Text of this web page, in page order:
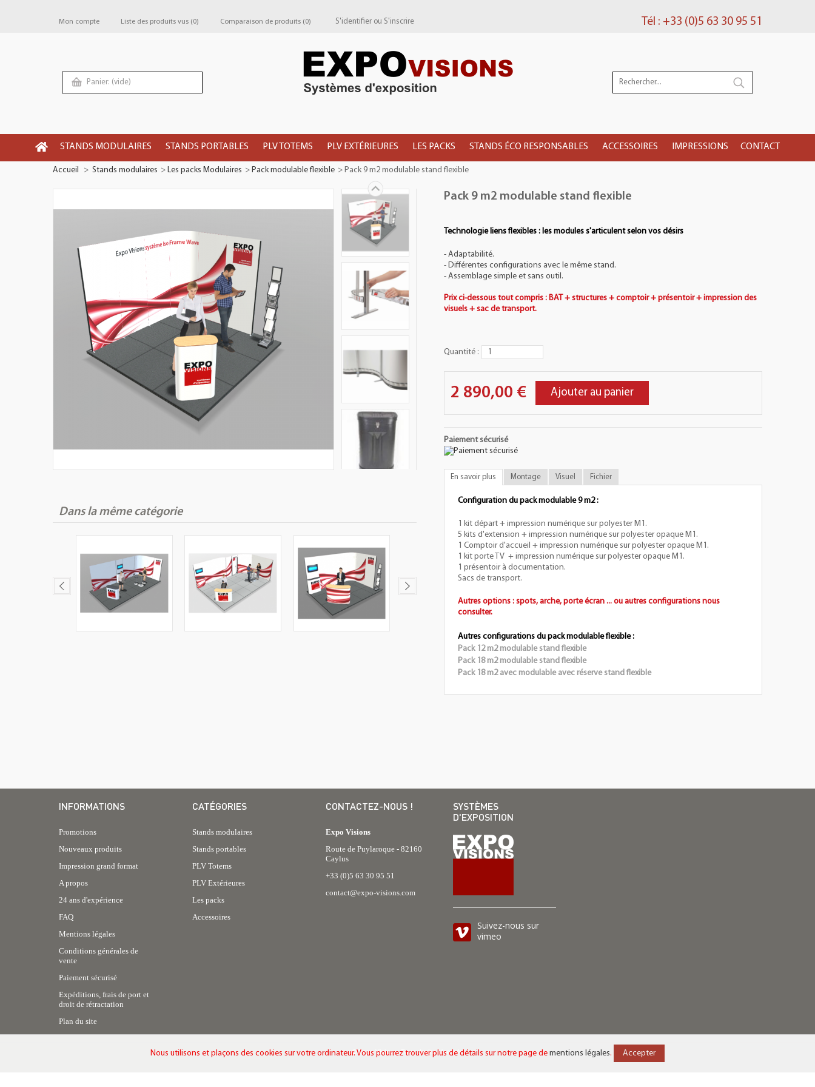
Mon compte Liste des produits vus (0) Comparaison de produits (0) S'identifier ou S'inscrire Tél : +33 (0)5 63 30 95 51
Panier: (vide)
STANDS MODULAIRES STANDS PORTABLES PLV TOTEMS PLV EXTÉRIEURES LES PACKS STANDS ÉCO RESPONSABLES ACCESSOIRES IMPRESSIONS CONTACT
Accueil > Stands modulaires > Les packs Modulaires > Pack modulable flexible > Pack 9 m2 modulable stand flexible
Dans la même catégorie
Pack 9 m2 modulable stand flexible
Technologie liens flexibles : les modules s'articulent selon vos désirs
- Adaptabilité.
- Différentes configurations avec le même stand.
- Assemblage simple et sans outil.
Prix ci-dessous tout compris : BAT + structures + comptoir + présentoir + impression des
visuels + sac de transport.
Quantité :
2 890,00 € Ajouter au panier
Paiement sécurisé
En savoir plus Montage Visuel Fichier
Configuration du pack modulable 9 m2 :
1 kit départ + impression numérique sur polyester M1.
5 kits d'extension + impression numérique sur polyester opaque M1.
1 Comptoir d'accueil + impression numérique sur polyester opaque M1.
1 kit porte TV + impression numérique sur polyester opaque M1.
1 présentoir à documentation.
Sacs de transport.
Autres options : spots, arche, porte écran ... ou autres configurations nous
consulter.
Autres configurations du pack modulable flexible :
Pack 12 m2 modulable stand flexible
Pack 18 m2 modulable stand flexible
Pack 18 m2 avec modulable avec réserve stand flexible
INFORMATIONS
Promotions
Nouveaux produits
Impression grand format
A propos
24 ans d'expérience
FAQ
Mentions légales
Conditions générales de
vente
Paiement sécurisé
Expéditions, frais de port et
droit de rétractation
Plan du site
CATÉGORIES
Stands modulaires
Stands portables
PLV Totems
PLV Extérieures
Les packs
Accessoires
CONTACTEZ-NOUS !
Expo Visions
Route de Puylaroque - 82160
Caylus
+33 (0)5 63 30 95 51
contact@expo-visions.com
SYSTÈMES
D'EXPOSITION
Suivez-nous sur
vimeo
© Expo Visions. Tous droits réservés.
Nous utilisons et plaçons des cookies sur votre ordinateur. Vous pourrez trouver plus de détails sur notre page de mentions légales. Accepter